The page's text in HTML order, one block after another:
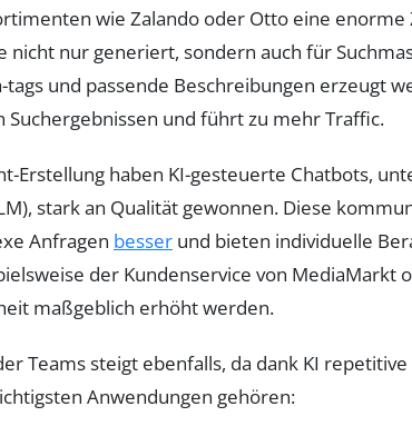
wie Zalando oder Otto eine
nicht nur generiert, sondern auch für
und passende Beschreibungen erzeugt
Suchergebnissen und führt zu mehr Traffic.
Erstellung haben KI-gesteuerte Chatbots,
stark an Qualität gewonnen. Diese
Anfragen besser und bieten individuelle
der Kundenservice von MediaMarkt
maßgeblich erhöht werden.
Teams steigt ebenfalls, da dank KI
Anwendungen gehören: